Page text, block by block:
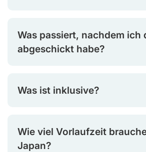
Was passiert, nachdem ich
abgeschickt habe?
Was ist inklusive?
Wie viel Vorlaufzeit
Japan?